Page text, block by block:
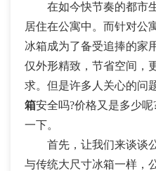
在如今快节奏的都市生
居住在公寓中。而针对公
冰箱成为了备受追捧的家
仅外形精致，节省空间，
求。但是许多人关心的问
箱安全吗?价格又是多少
一下。
首先，让我们来谈谈公
与传统大尺寸冰箱一样，